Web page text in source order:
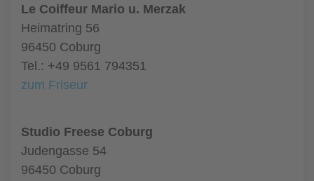
Le Coiffeur Mario u. Merzak
Heimatring 56
96450 Coburg
Tel.: +49 9561 794351
zum Friseur
Studio Freese Coburg
Judengasse 54
96450 Coburg